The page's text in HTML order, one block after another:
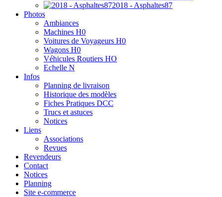
2018 - Asphaltes87
Photos
Ambiances
Machines H0
Voitures de Voyageurs H0
Wagons H0
Véhicules Routiers HO
Echelle N
Infos
Planning de livraison
Historique des modèles
Fiches Pratiques DCC
Trucs et astuces
Notices
Liens
Associations
Revues
Revendeurs
Contact
Notices
Planning
Site e-commerce